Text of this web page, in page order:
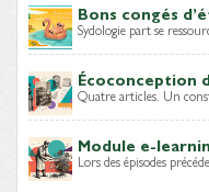
Bons congés
Sydologie part se
Écoconception
Quatre articles. Un
Module e-
Lors des épisodes